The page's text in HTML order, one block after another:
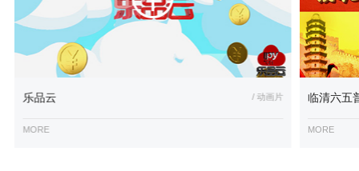
乐品云 / 动画片
MORE
临清六五
MORE